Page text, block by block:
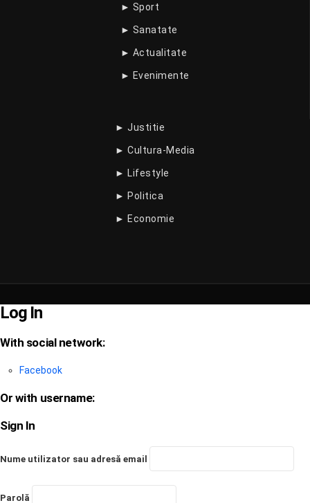
► Sport
► Sanatate
► Actualitate
► Evenimente
► Justitie
► Cultura-Media
► Lifestyle
► Politica
► Economie
Log In
With social network:
Facebook
Or with username:
Sign In
Nume utilizator sau adresă email
Parolă